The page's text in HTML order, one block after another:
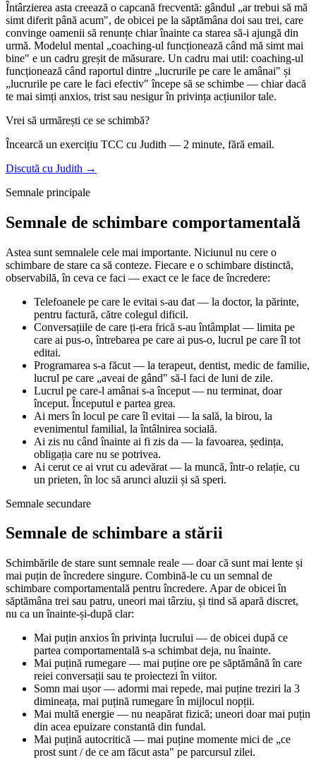
Întârzierea asta creează o capcană frecventă: gândul „ar trebui să mă
simt diferit până acum", de obicei pe la săptămâna doi sau trei, care
convinge oamenii să renunțe chiar înainte ca starea să-i ajungă din
urmă. Modelul mental „coaching-ul funcționează când mă simt mai
bine" e un cadru greșit de măsurare. Un cadru mai util: coaching-ul
funcționează când raportul dintre „lucrurile pe care le amânai" și
„lucrurile pe care le faci efectiv" începe să se schimbe — chiar dacă
te mai simți anxios, trist sau nesigur în privința acțiunilor tale.
Vrei să urmărești ce se schimbă?
Încearcă un exercițiu TCC cu Judith — 2 minute, fără email.
Discută cu Judith →
Semnale principale
Semnale de schimbare comportamentală
Astea sunt semnalele cele mai importante. Niciunul nu cere o
schimbare de stare ca să conteze. Fiecare e o schimbare distinctă,
observabilă, în ceva ce faci — exact ce le face de încredere:
Telefoanele pe care le evitai s-au dat — la doctor, la părinte,
pentru factură, către colegul dificil.
Conversațiile de care ți-era frică s-au întâmplat — limita pe
care ai pus-o, întrebarea pe care ai pus-o, lucrul pe care îl tot
editai.
Programarea s-a făcut — la terapeut, dentist, medic de familie,
lucrul pe care „aveai de gând" să-l faci de luni de zile.
Lucrul pe care-l amânai s-a început — nu terminat, doar
început. Începutul e partea grea.
Ai mers în locul pe care îl evitai — la sală, la birou, la
evenimentul familial, la întâlnirea socială.
Ai zis nu când înainte ai fi zis da — la favoarea, ședința,
obligația care nu se potrivea.
Ai cerut ce ai vrut cu adevărat — la muncă, într-o relație, cu
un prieten, în loc să arunci aluzii și să speri.
Semnale secundare
Semnale de schimbare a stării
Schimbările de stare sunt semnale reale — doar că sunt mai lente și
mai puțin de încredere singure. Combină-le cu un semnal de
schimbare comportamentală pentru încredere. Apar de obicei în
săptămâna trei sau patru, uneori mai târziu, și tind să apară discret,
nu ca un înainte-și-după clar:
Mai puțin anxios în privința lucrului — de obicei după ce
partea comportamentală s-a schimbat deja, nu înainte.
Mai puțină rumegare — mai puține ore pe săptămână în care
reiei conversații sau te proiectezi în viitor.
Somn mai ușor — adormi mai repede, mai puține treziri la 3
dimineața, mai puțină rumegare în mijlocul nopții.
Mai multă energie — nu neapărat fizică; uneori doar mai puțin
din acea epuizare constantă din fundal.
Mai puțină autocritică — mai puține momente mici de „ce
prost sunt / de ce am făcut asta" pe parcursul zilei.